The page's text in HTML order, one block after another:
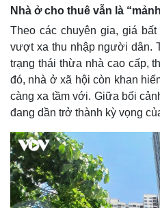
Nhà ở cho thuê vẫn là
Theo các chuyên gia, giá
vượt xa thu nhập người dân.
trạng thái thừa nhà cao cấp,
đó, nhà ở xã hội còn khan
càng xa tầm với. Giữa bối
đang dần trở thành kỳ vọng